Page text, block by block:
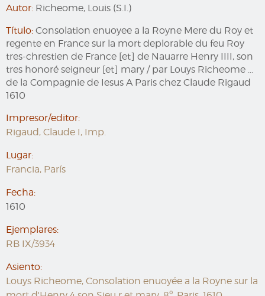
Autor: Richeome, Louis (S.I.)
Título: Consolation enuoyee a la Royne Mere du Roy et
regente en France sur la mort deplorable du feu Roy
tres-chrestien de France [et] de Nauarre Henry IIII, son
tres honoré seigneur [et] mary / par Louys Richeome ...
de la Compagnie de Iesus A Paris chez Claude Rigaud
1610
Impresor/editor:
Rigaud, Claude I, Imp.
Lugar:
Francia, París
Fecha:
1610
Ejemplares:
RB IX/3934
Asiento:
Louys Richeome, Consolation enuoyée a la Royne sur la